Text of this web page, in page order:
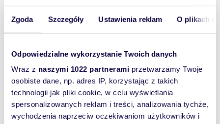
Zgoda Szczegóły Ustawienia reklam O plikach
Odpowiedzialne wykorzystanie Twoich danych
Wraz z naszymi 1022 partnerami przetwarzamy Twoje
osobiste dane, np. adres IP, korzystając z takich
technologii jak pliki cookie, w celu wyświetlania
spersonalizowanych reklam i treści, analizowania tychże,
wychodzenia naprzeciw oczekiwaniom użytkowników i